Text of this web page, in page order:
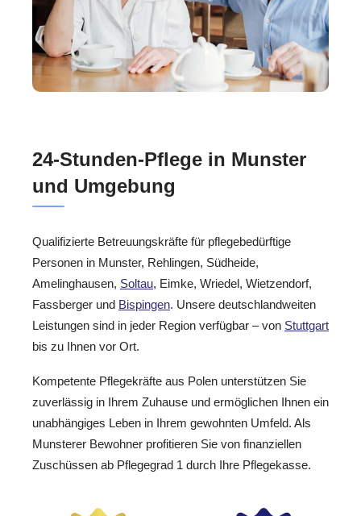
24-Stunden-Pflege in Munster
und Umgebung
Qualifizierte Betreuungskräfte für pflegebedürftige
Personen in Munster, Rehlingen, Südheide,
Amelinghausen, Soltau, Eimke, Wriedel, Wietzendorf,
Fassberger und Bispingen. Unsere deutschlandweiten
Leistungen sind in jeder Region verfügbar – von Stuttgart
bis zu Ihnen vor Ort.
Kompetente Pflegekräfte aus Polen unterstützen Sie
zuverlässig in Ihrem Zuhause und ermöglichen Ihnen ein
unabhängiges Leben in Ihrem gewohnten Umfeld. Als
Munsterer Bewohner profitieren Sie von finanziellen
Zuschüssen ab Pflegegrad 1 durch Ihre Pflegekasse.